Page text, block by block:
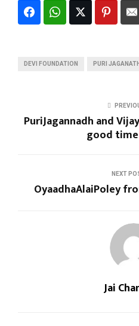
DEVI FOUNDATION PURI JAGANATH
PuriJagannadh and
good
NEXT
OyaadhaAlaiPoley
Jai